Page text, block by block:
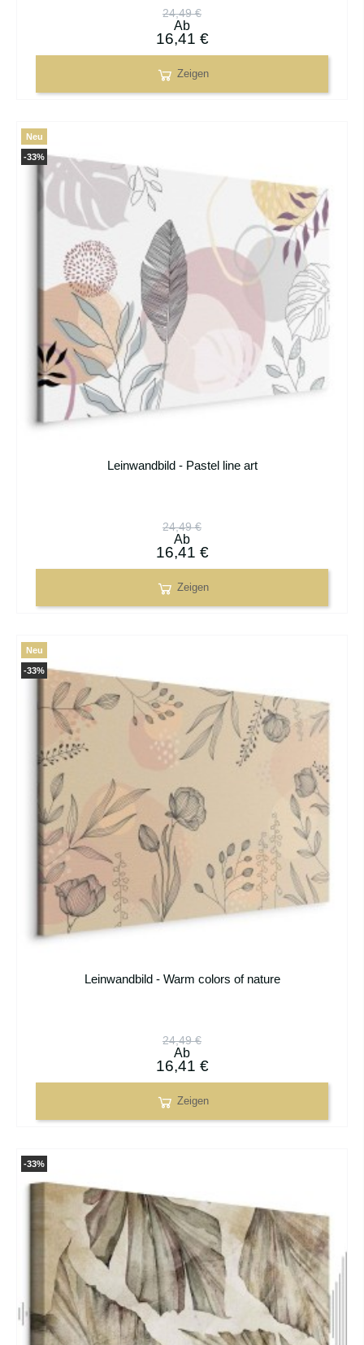
24,49 €
Ab
16,41 €
Zeigen
Leinwandbild - Pastel line art
24,49 €
Ab
16,41 €
Zeigen
-33%
Neu
Leinwandbild - Warm colors of nature
24,49 €
Ab
16,41 €
Zeigen
-33%
Neu
-33%